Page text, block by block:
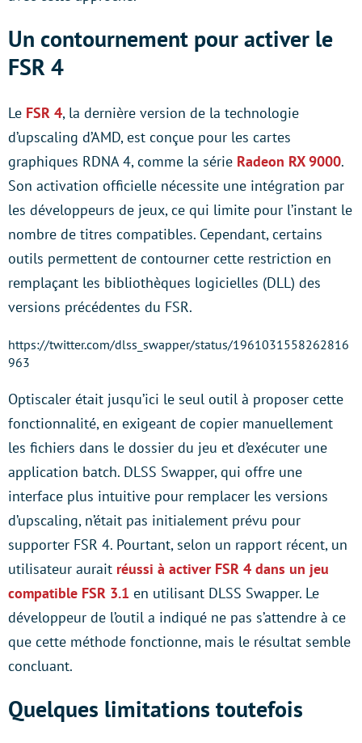
Un contournement pour activer le
FSR 4
Le FSR 4, la dernière version de la technologie
d’upscaling d’AMD, est conçue pour les cartes
graphiques RDNA 4, comme la série Radeon RX 9000.
Son activation officielle nécessite une intégration par
les développeurs de jeux, ce qui limite pour l’instant le
nombre de titres compatibles. Cependant, certains
outils permettent de contourner cette restriction en
remplaçant les bibliothèques logicielles (DLL) des
versions précédentes du FSR.
https://twitter.com/dlss_swapper/status/1961031558262816
963
Optiscaler était jusqu’ici le seul outil à proposer cette
fonctionnalité, en exigeant de copier manuellement
les fichiers dans le dossier du jeu et d’exécuter une
application batch. DLSS Swapper, qui offre une
interface plus intuitive pour remplacer les versions
d’upscaling, n’était pas initialement prévu pour
supporter FSR 4. Pourtant, selon un rapport récent, un
utilisateur aurait réussi à activer FSR 4 dans un jeu
compatible FSR 3.1 en utilisant DLSS Swapper. Le
développeur de l’outil a indiqué ne pas s’attendre à ce
que cette méthode fonctionne, mais le résultat semble
concluant.
Quelques limitations toutefois